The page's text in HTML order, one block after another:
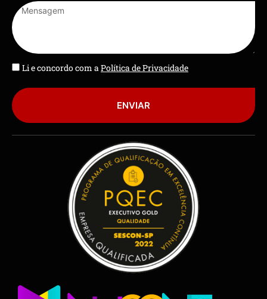
Li e concordo com aPolítica de Privacidade
ENVIAR